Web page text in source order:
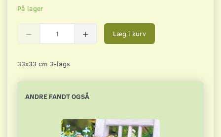
På lager
Læg i kurv
33x33 cm 3-lags
ANDRE FANDT OGSÅ